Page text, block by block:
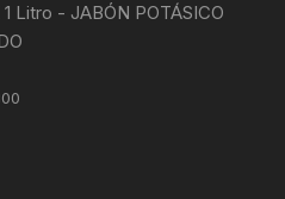
Litro - JABÓN POTÁSICO